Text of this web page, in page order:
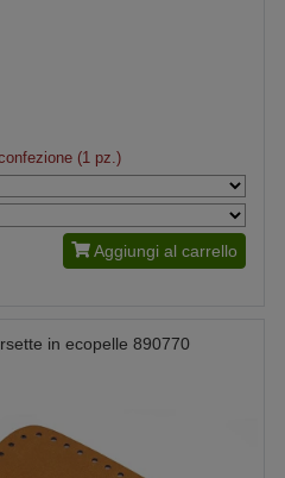
(1 pz.)
Aggiungi al carrello
in ecopelle 890770